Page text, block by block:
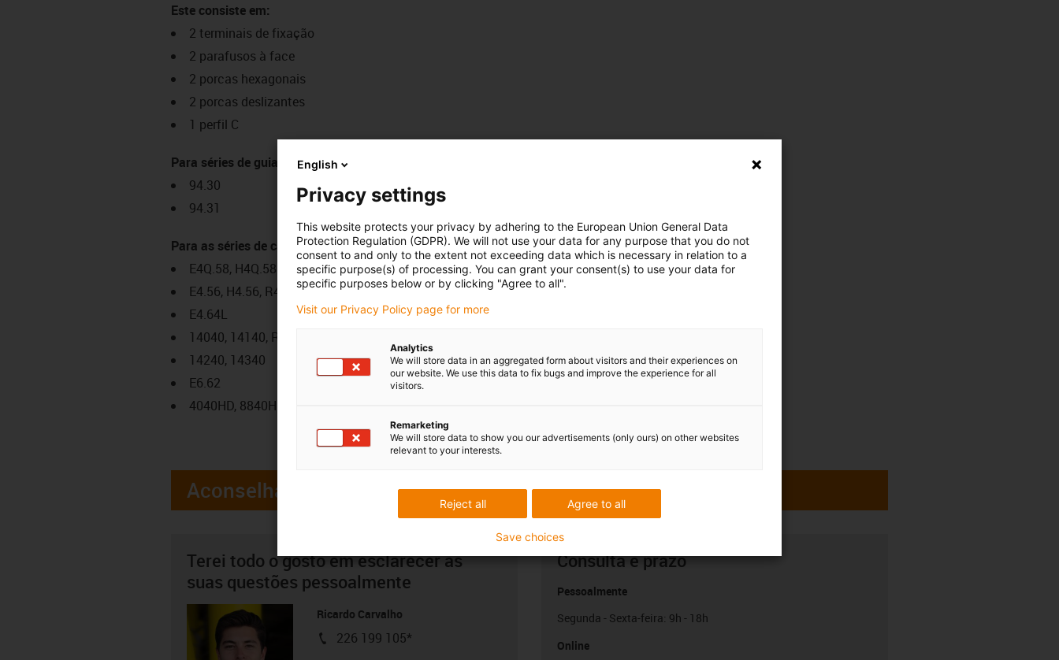
Este consiste em:
2 terminais de fixação
2 parafusos à face
2 porcas hexagonais
2 porcas deslizantes
1 perfil C
Para séries de guias:
94.30
94.31
Para as séries de calhas articuladas:
E4Q.58, H4Q.58
E4.56, H4.56, R4.56
E4.64L
14040, 14140, R18840
14240, 14340
E6.62
4040HD, 8840HD
Aconselhamento
Terei todo o gosto em esclarecer as
suas questões pessoalmente
Ricardo Carvalho
igus-icon-phone
226 199 105*
Consulta e prazo
Pessoalmente
Segunda - Sexta-feira: 9h - 18h
Online
English
Privacy settings
This website protects your privacy by adhering to the European Union General Data
Protection Regulation (GDPR). We will not use your data for any purpose that you do not
consent to and only to the extent not exceeding data which is necessary in relation to a
specific purpose(s) of processing. You can grant your consent(s) to use your data for
specific purposes below or by clicking "Agree to all".
Visit our Privacy Policy page for more
Analytics
We will store data in an aggregated form about visitors and their experiences on
our website. We use this data to fix bugs and improve the experience for all
visitors.
Remarketing
We will store data to show you our advertisements (only ours) on other websites
relevant to your interests.
Agree to all
Reject all
Save choices